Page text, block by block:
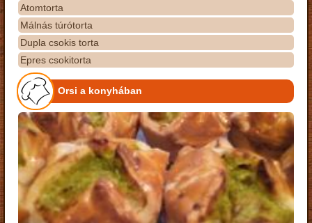
Atomtorta
Málnás túrótorta
Dupla csokis torta
Epres csokitorta
Orsi a konyhában